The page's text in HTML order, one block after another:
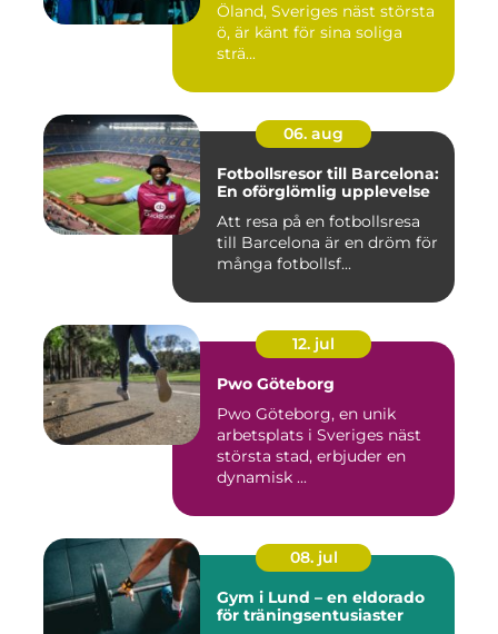
Öland, Sveriges näst största
ö, är känt för sina soliga
strä...
06. aug
Fotbollsresor till Barcelona:
En oförglömlig upplevelse
Att resa på en fotbollsresa
till Barcelona är en dröm för
många fotbollsf...
12. jul
Pwo Göteborg
Pwo Göteborg, en unik
arbetsplats i Sveriges näst
största stad, erbjuder en
dynamisk ...
08. jul
Gym i Lund – en eldorado
för träningsentusiaster